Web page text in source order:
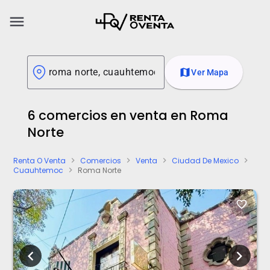
menu
mapVer Mapa
6 comercios en venta en Roma
Norte
Renta O Venta chevron_right Comercios chevron_right Venta chevron_right Ciudad De Mexico chevron_right
Cuauhtemoc chevron_right Roma Norte
favorite_border
chevron_left chevron_right